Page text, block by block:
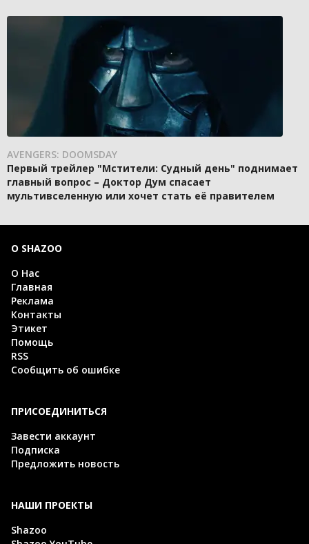
AVENGERS: DOOMSDAY
Первый трейлер "Мстители: Судный день" поднимает
главный вопрос – Доктор Дум спасает
мультивселенную или хочет стать её правителем
О SHAZOO
О Нас
Главная
Реклама
Контакты
Этикет
Помощь
RSS
Сообщить об ошибке
ПРИСОЕДИНИТЬСЯ
Завести аккаунт
Подписка
Предложить новость
НАШИ ПРОЕКТЫ
Shazoo